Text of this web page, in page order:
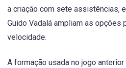
a criação com sete assistências,
Guido Vadalá ampliam as opções
velocidade.
A formação usada no jogo